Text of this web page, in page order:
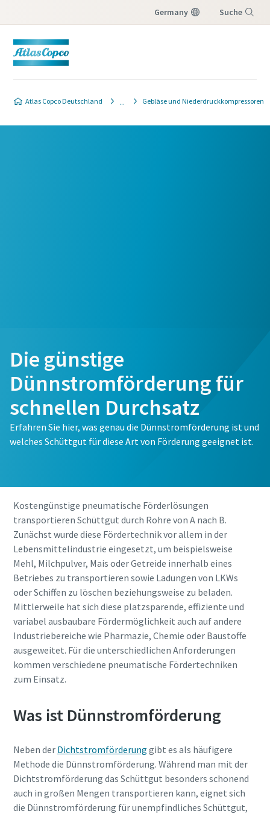
Germany Suche
Atlas Copco Deutschland Gebläse und Niederdruckkompressoren
Jetzt unseren Gesamtkatalog für
Alle Produkte von Atlas Copco Kompressoren finden Sie in
Jetzt per Email anfordern
kostenlose Online-Seminare zum Thema
Jetzt anmelden
Services & Informationen zum Thema Energiesparen
bereit. Wie können wir Ihnen helfen?
Jetzt kennenlernen
Die günstige
Dünnstromförderung für
schnellen Durchsatz
Erfahren Sie hier, was genau die Dünnstromförderung ist und
welches Schüttgut für diese Art von Förderung geeignet ist.
Kostengünstige pneumatische Förderlösungen
transportieren Schüttgut durch Rohre von A nach B.
Zunächst wurde diese Fördertechnik vor allem in der
Lebensmittelindustrie eingesetzt, um beispielsweise
Mehl, Milchpulver, Mais oder Getreide innerhalb eines
Betriebes zu transportieren sowie Ladungen von LKWs
oder Schiffen zu löschen beziehungsweise zu beladen.
Mittlerweile hat sich diese platzsparende, effiziente und
variabel ausbaubare Fördermöglichkeit auch auf andere
Industriebereiche wie Pharmazie, Chemie oder Baustoffe
ausgeweitet. Für die unterschiedlichen Anforderungen
kommen verschiedene pneumatische Fördertechniken
zum Einsatz.
Was ist Dünnstromförderung
Neben der Dichtstromförderung gibt es als häufigere
Methode die Dünnstromförderung. Während man mit der
Dichtstromförderung das Schüttgut besonders schonend
auch in großen Mengen transportieren kann, eignet sich
die Dünnstromförderung für unempfindliches Schüttgut,